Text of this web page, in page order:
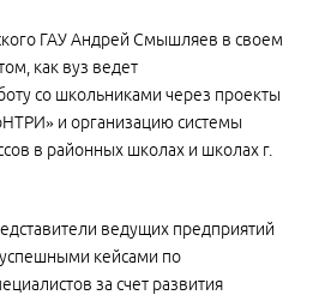
ГАУ Андрей Смышляев в своем
как вуз ведет
со школьниками через проекты
и организацию системы
в районных школах и школах г.
ведущих предприятий
кейсами по
за счет развития